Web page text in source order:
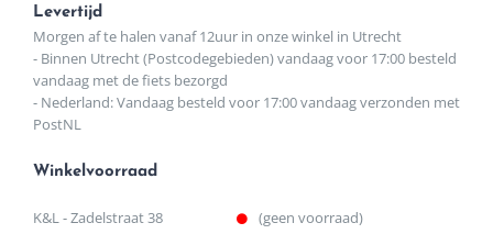
Levertijd
Morgen af te halen vanaf 12uur in onze winkel in Utrecht
- Binnen Utrecht (Postcodegebieden) vandaag voor 17:00 besteld
vandaag met de fiets bezorgd
- Nederland: Vandaag besteld voor 17:00 vandaag verzonden met
PostNL
Winkelvoorraad
K&L - Zadelstraat 38 (geen voorraad)